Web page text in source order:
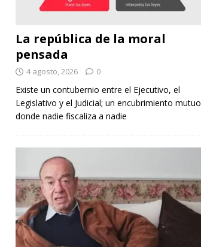
La república de la moral
pensada
4 agosto, 2026 0
Existe un contubernio entre el Ejecutivo, el
Legislativo y el Judicial; un encubrimiento mutuo
donde nadie fiscaliza a nadie